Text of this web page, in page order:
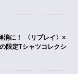
消に！ 〈リプレイ〉×
限定Tシャツコレクシ